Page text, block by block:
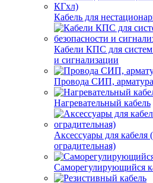
Кабель для
Кабели КПС для
и сигнализации
Провода СИП,
Нагревательный кабель
Аксессуары для
оградительная)
Саморегулирующийся